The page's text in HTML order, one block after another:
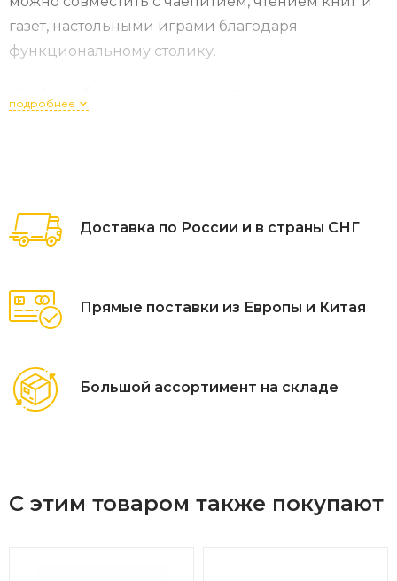
газет, настольными играми благодаря
функциональному столику.
спинок и сидений, напоминает пляжный стиль,
располагает к приятному
скамейки безупречного качества всегда можно в
«Семь скамеек»
подробнее
Доставка по России и в страны СНГ
Прямые поставки из Европы и Китая
Большой ассортимент на складе
С этим товаром также покупают